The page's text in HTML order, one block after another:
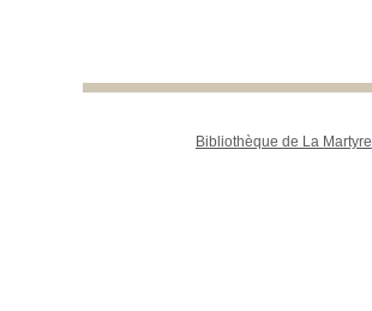
Bibliothèque de La Martyre